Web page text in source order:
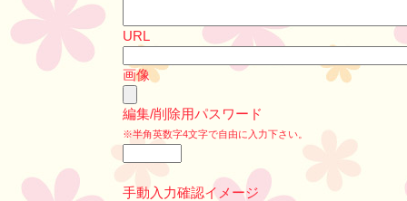
URL
画像
編集/削除用パスワード
※半角英数字4文字で自由に入力下さい。
手動入力確認イメージ